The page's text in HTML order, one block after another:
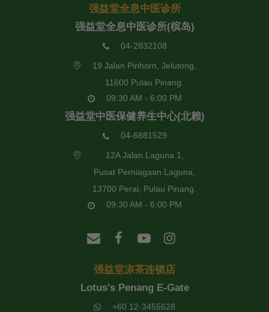
强益堂全息中医诊所
强益堂全息中医诊所(槟岛)
04-2832108
19 Jalan Pinhorn, Jelutong,
11600 Pulau Pinang.
09:30 AM - 6:00 PM
强益堂中医保健养生中心(北赖)
04-6881529
12A Jalan Laguna 1,
Pusat Perniagaan Laguna,
13700 Perai, Pulau Pinang.
09:30 AM - 6:00 PM
强益堂凉茶连锁店
Lotus's Penang E-Gate
+60 12-3455628